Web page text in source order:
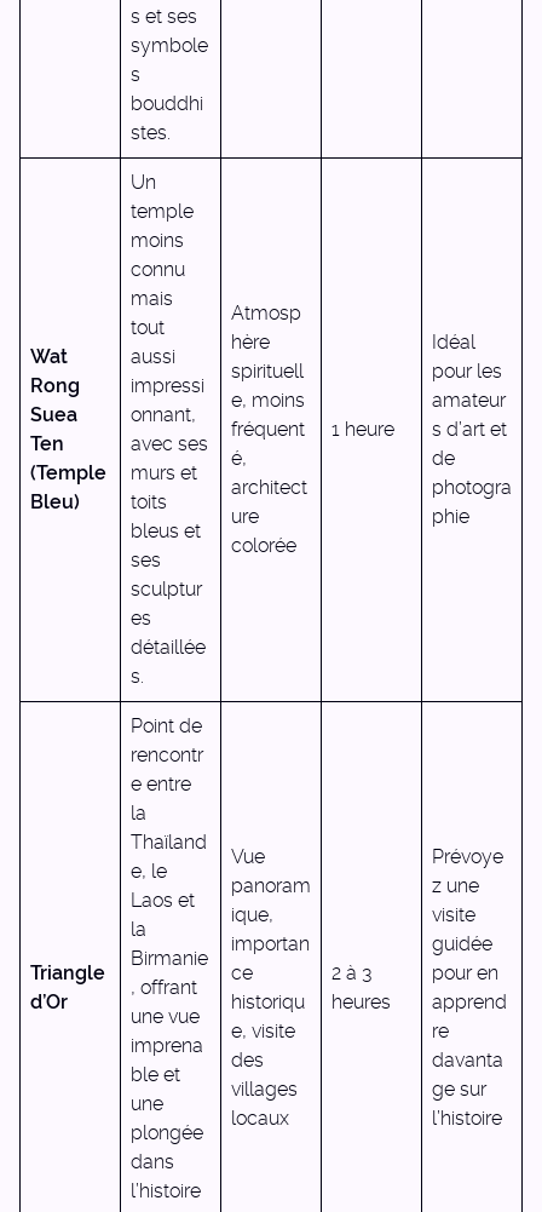
s et ses
symbole
s
bouddhi
stes.
Wat
Rong
Suea
Ten
(Temple
Bleu)
Un
temple
moins
connu
mais
tout
aussi
impressi
onnant,
avec ses
murs et
toits
bleus et
ses
sculptur
es
détaillée
s.
Atmosp
hère
spirituell
e, moins
fréquent
é,
architect
ure
colorée
1 heure
Idéal
pour les
amateur
s d’art et
de
photogra
phie
Triangle
d’Or
Point de
rencontr
e entre
la
Thaïland
e, le
Laos et
la
Birmanie
, offrant
une vue
imprena
ble et
une
plongée
dans
l’histoire
Vue
panoram
ique,
importan
ce
historiqu
e, visite
des
villages
locaux
2 à 3
heures
Prévoye
z une
visite
guidée
pour en
apprend
re
davanta
ge sur
l’histoire